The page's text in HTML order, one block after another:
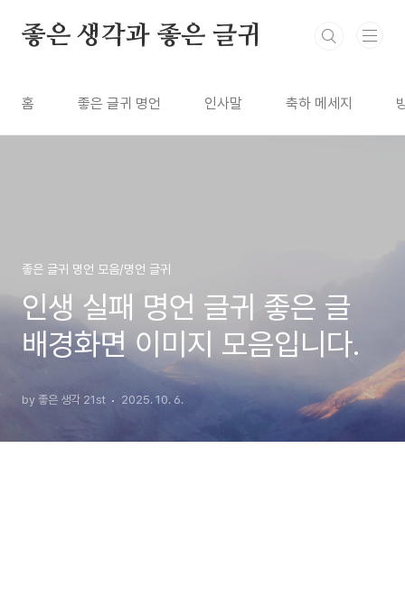
좋은 생각과 좋은 글귀
홈 좋은 글귀 명언 인사말 축하 메세지
좋은 글귀 명언 모음/명언 글귀
인생 실패 명언 글귀 좋은 글
배경화면 이미지 모음입니다.
by 좋은 생각 21st 2025. 10. 6.